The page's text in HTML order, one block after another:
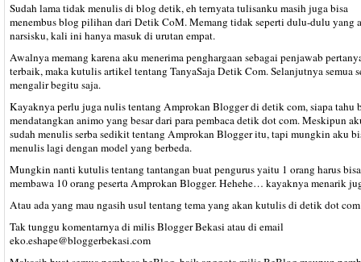
Sudah lama tidak menulis di blog detik, eh ternyata tulisanku masih juga bisa
menembus blog pilihan dari Detik CoM. Memang tidak seperti dulu-dulu yang
narsisku, kali ini hanya masuk di urutan empat.
Awalnya memang karena aku menerima penghargaan sebagai penjawab
terbaik, maka kutulis artikel tentang TanyaSaja Detik Com. Selanjutnya semua
mengalir begitu saja.
Kayaknya perlu juga nulis tentang Amprokan Blogger di detik com, siapa tahu
mendatangkan animo yang besar dari para pembaca detik dot com. Meskipun
sudah menulis serba sedikit tentang Amprokan Blogger itu, tapi mungkin aku
menulis lagi dengan model yang berbeda.
Mungkin nanti kutulis tentang tantangan buat pengurus yaitu 1 orang harus bisa
membawa 10 orang peserta Amprokan Blogger. Hehehe… kayaknya menarik
Atau ada yang mau ngasih usul tentang tema yang akan kutulis di detik dot
Tak tunggu komentarnya di milis Blogger Bekasi atau di email
eko.eshape@bloggerbekasi.com